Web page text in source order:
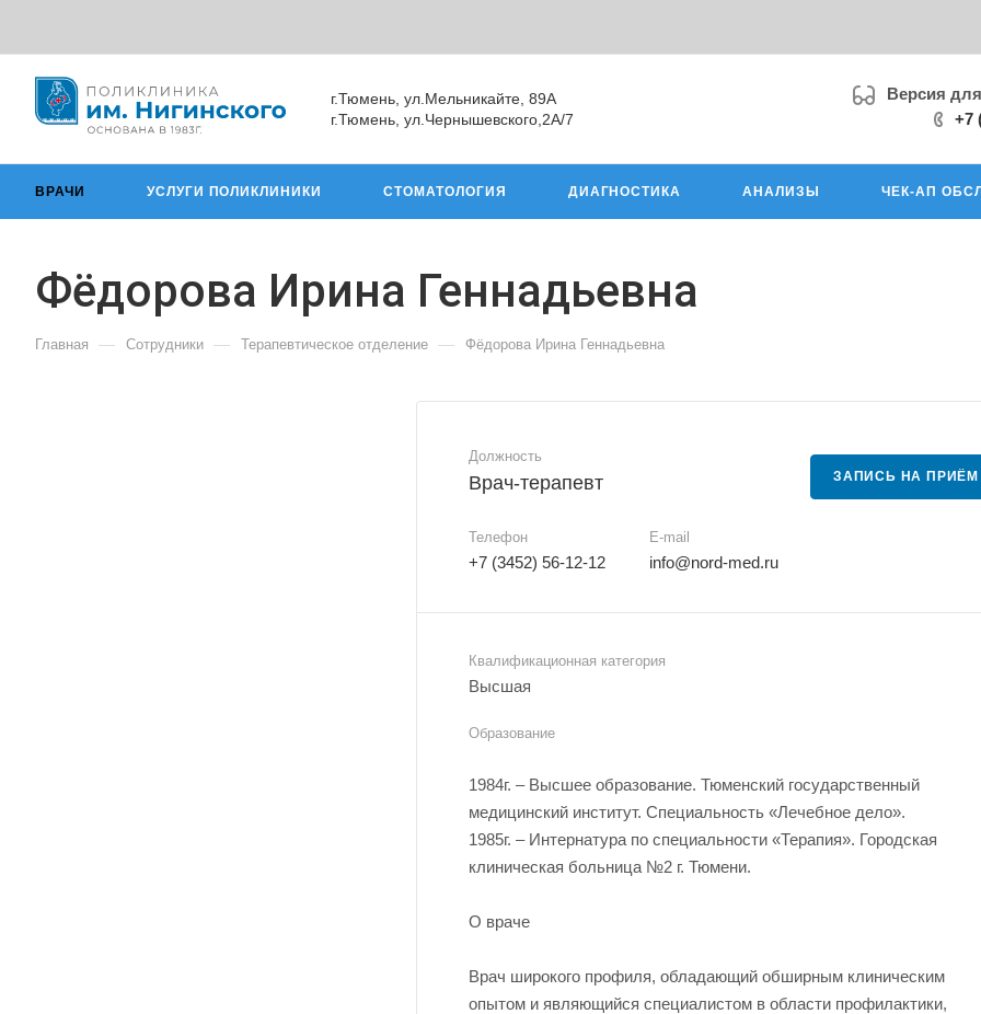
г.Тюмень, ул.Мельникайте, 89А
г.Тюмень, ул.Чернышевского,2А/7
Версия
+7
ВРАЧИ УСЛУГИ ПОЛИКЛИНИКИ СТОМАТОЛОГИЯ ДИАГНОСТИКА АНАЛИЗЫ ЧЕК-АП
Фёдорова Ирина Геннадьевна
Главная — Сотрудники — Терапевтическое отделение — Фёдорова Ирина Геннадьевна
Должность
Врач-терапевт ЗАПИСЬ НА ПРИЁМ
Телефон
+7 (3452) 56-12-12
E-mail
info@nord-med.ru
Квалификационная категория
Высшая
Образование
1984г. – Высшее образование. Тюменский государственный
медицинский институт. Специальность «Лечебное дело».
1985г. – Интернатура по специальности «Терапия». Городская
клиническая больница №2 г. Тюмени.
О враче
Врач широкого профиля, обладающий обширным клиническим
опытом и являющийся специалистом в области профилактики,